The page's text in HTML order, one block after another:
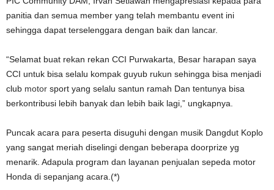
panitia dan semua member yang telah membantu event ini
sehingga dapat terselenggara dengan baik dan lancar.
“Selamat buat rekan rekan CCI Purwakarta, Besar harapan saya
CCI untuk bisa selalu kompak guyub rukun sehingga bisa menjadi
club motor sport yang selalu santun ramah Dan tentunya bisa
berkontribusi lebih banyak dan lebih baik lagi,” ungkapnya.
Puncak acara para peserta disuguhi dengan musik Dangdut Koplo
yang sangat meriah diselingi dengan beberapa doorprize yg
menarik. Adapula program dan layanan penjualan sepeda motor
Honda di sepanjang acara.(*)